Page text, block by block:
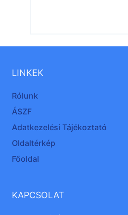
LINKEK
Rólunk
ÁSZF
Adatkezelési Tájékoztató
Oldaltérkép
Főoldal
KAPCSOLAT